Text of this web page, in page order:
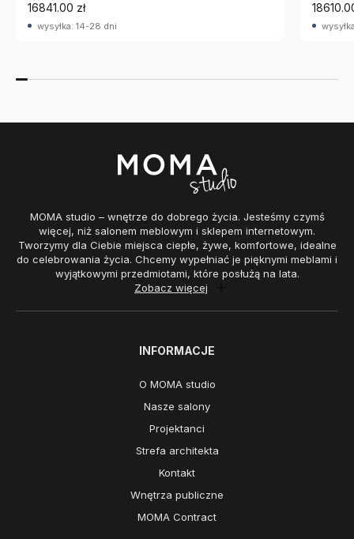
16841.00 zł
wysyłka: 14-28 dni
MOMA studio – wnętrze do dobrego życia. Jesteśmy czymś
więcej, niż salonem meblowym i sklepem internetowym.
Tworzymy dla Ciebie miejsca ciepłe, żywe, komfortowe, idealne
do celebrowania życia. Chcemy wypełniać je pięknymi meblami i
wyjątkowymi przedmiotami, które posłużą na lata.
Zobacz więcej
INFORMACJE
O MOMA studio
Nasze salony
Projektanci
Strefa architekta
Kontakt
Wnętrza publiczne
MOMA Contract